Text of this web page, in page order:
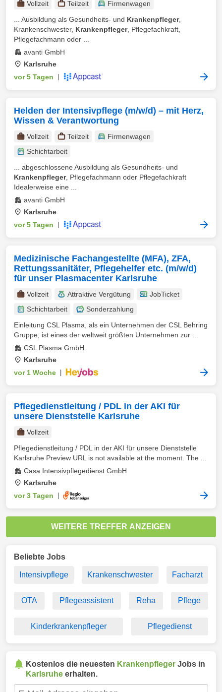
Vollzeit Teilzeit
Firmenwagen
... Ausbildung als Gesundheits- und Krankenpfleger,
Krankenschwester, Krankenpfleger, Pflegefachkraft,
Pflegefachmann oder ...
avanti GmbH
Karlsruhe
vor 5 Tagen
Helden der Intensivpflege (m/w/d) – mit Herz,
Wissen & Verantwortung
Vollzeit Teilzeit
Firmenwagen
Schichtarbeit
... abgeschlossene Ausbildung als Gesundheits- und
Krankenpfleger, Pflegefachmann oder Pflegefachkraft
Idealerweise eine ...
avanti GmbH
Karlsruhe
vor 5 Tagen
Medizinische Fachangestellte (MFA), ZFA,
Rettungssanitäter, Pflegehelfer etc. (m/w/d)
für unser Plasmacenter Karlsruhe
Vollzeit Attraktive Vergütung
JobTicket
Schichtarbeit
Sonderzahlung
Einleitung CSL Plasma, als ein Unternehmen der CSL Behring
Gruppe, ist eines der weltweit größten Unternehmen zur ...
CSL Plasma GmbH
Karlsruhe
vor 1 Woche
Pflegedienstleitung / PDL in der AKI für
unsere Dienststelle Karlsruhe
Vollzeit
Pflegedienstleitung / PDL in der AKI für unsere Dienststelle
Karlsruhe Preview URL is not available at the moment. The ...
Casa Intensivpflegedienst GmbH
Karlsruhe
vor 3 Tagen
WEITERE TREFFER ANZEIGEN
Beliebte Jobs
Intensivpflege Krankenschwester Facharzt
OTA Pflegeassistent Reha Pflege
Kinderkrankenpfleger Pflegedienst
Kostenlos die neuesten Krankenpfleger Jobs in
Karlsruhe erhalten.